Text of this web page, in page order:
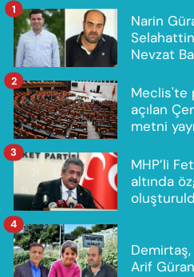
Narin
Nevzat
1
Meclis'te
açılan
metni
2
MHP’li
altında
3
Demirtaş,
Arif
4